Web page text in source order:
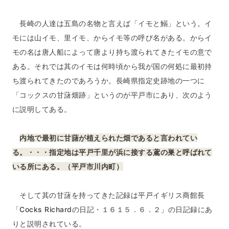
長崎の人達は五島の名物と言えば「イモと鰯」という。イ
モには山イモ、里イモ、からイモ等の呼び名がある。からイ
モの名は唐人船によって唐より持ち渡られてきたイモの意で
ある。それでは其のイモは何時頃から我が国の何処に最初持
ち渡られてきたのであろうか。長崎県指定史跡地の一つに
「コックスの甘藷畑跡」というのが平戸市にあり、次のよう
に説明してある。
内地で最初に甘藷が植えられた畑であると言われてい
る。・・・指定地は平戸千里が浜に接する鳶の巣と呼ばれて
いる所にある。（平戸市川内町）
そして其の甘藷を持ってきた記録は平戸イギリス商館長
「Cocks Richardの日記・１６１５．６．２」の日記録にあ
りと説明されている。